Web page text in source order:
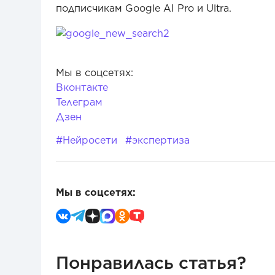
подписчикам Google AI Pro и Ultra.
Мы в соцсетях:
Вконтакте
Телеграм
Дзен
#Нейросети
#экспертиза
Мы в соцсетях:
Понравилась статья?